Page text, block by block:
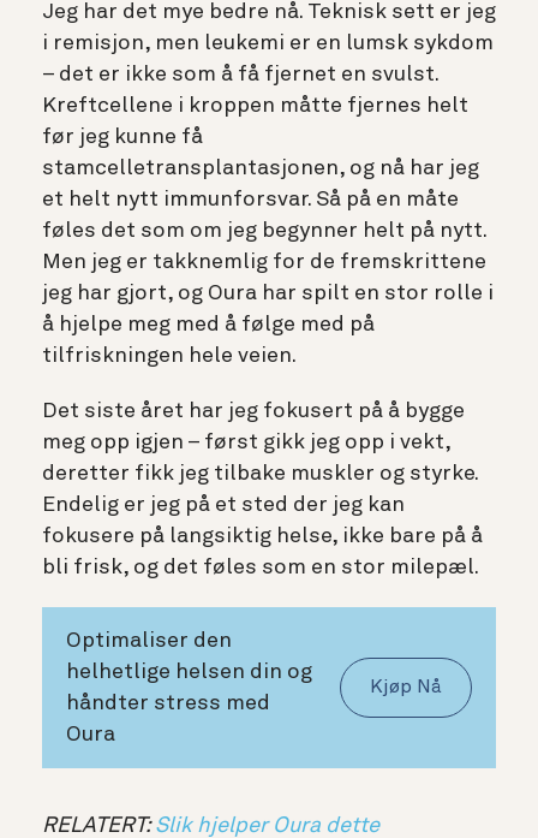
Jeg har det mye bedre nå. Teknisk sett er jeg
i remisjon, men leukemi er en lumsk sykdom
– det er ikke som å få fjernet en svulst.
Kreftcellene i kroppen måtte fjernes helt
før jeg kunne få
stamcelletransplantasjonen, og nå har jeg
et helt nytt immunforsvar. Så på en måte
føles det som om jeg begynner helt på nytt.
Men jeg er takknemlig for de fremskrittene
jeg har gjort, og Oura har spilt en stor rolle i
å hjelpe meg med å følge med på
tilfriskningen hele veien.
Det siste året har jeg fokusert på å bygge
meg opp igjen – først gikk jeg opp i vekt,
deretter fikk jeg tilbake muskler og styrke.
Endelig er jeg på et sted der jeg kan
fokusere på langsiktig helse, ikke bare på å
bli frisk, og det føles som en stor milepæl.
Optimaliser den
helhetlige helsen din og
håndter stress med
Oura
Kjøp Nå
RELATERT:Slik hjelper Oura dette